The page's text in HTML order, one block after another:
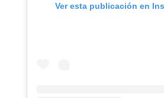
Ver esta publicación en